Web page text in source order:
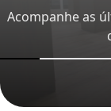
Acompanhe as